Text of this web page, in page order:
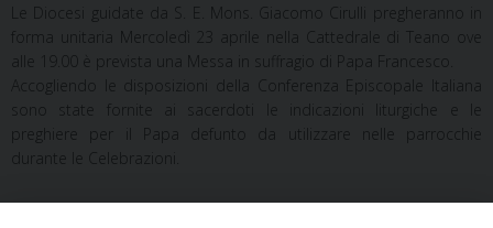
Le Diocesi guidate da S. E. Mons. Giacomo Cirulli pregheranno in
forma unitaria Mercoledì 23 aprile nella Cattedrale di Teano ove
alle 19.00 è prevista una Messa in suffragio di Papa Francesco.
Accogliendo le disposizioni della Conferenza Episcopale Italiana
sono state fornite ai sacerdoti le indicazioni liturgiche e le
preghiere per il Papa defunto da utilizzare nelle parrocchie
durante le Celebrazioni.